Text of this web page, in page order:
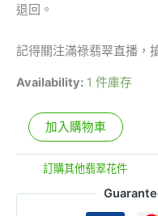
退回。
記得關注滿祿翡翠直播，
Availability: 1 件庫存
加入購物車
訂購其他翡翠花件